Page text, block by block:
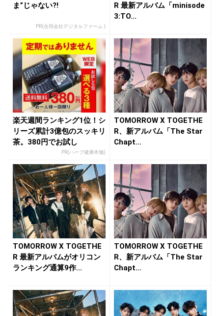
ま”じゃない?!
PR(合同会社デジタルファーム )
R 最新アルバム「minisode
3:TO...
楽天週間ランキング1位！シ
リーズ累計3億包のスッキリ
茶。380円でお試し
PR(ハーブ健康本舗)
TOMORROW X TOGETHE
R、新アルバム「The Star
Chapt...
TOMORROW X TOGETHE
R 最新アルバムがオリコン
ランキング通算9作...
TOMORROW X TOGETHE
R、新アルバム「The Star
Chapt...